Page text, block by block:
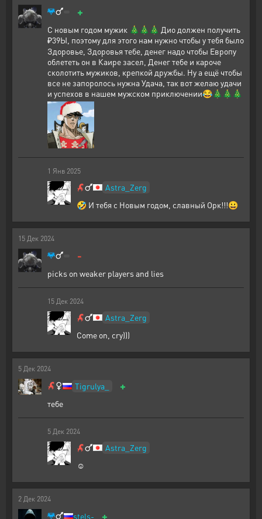
+
С новым годом мужик 🎄🎄🎄 Дио должен получить
₽39Ы, поэтому для этого нам нужно чтобы у тебя было
Здоровье, Здоровья тебе, денег надо чтобы Европу
облететь он в Каире засел, Денег тебе и кароче
сколотить мужиков, крепкой дружбы. Ну а ещё чтобы
все не запоролось нужна Удача, так вот желаю удачи
и успехов в нашем мужском приключении😂🎄🎄🎄
1 Янв 2025
Astra_Zerg
🤣 И тебя с Новым годом, славный Орк!!!😀
15 Дек 2024
-
picks on weaker players and lies
15 Дек 2024
Astra_Zerg
Come on, cry)))
5 Дек 2024
Tigrulya_ +
тебе
5 Дек 2024
Astra_Zerg
☺
2 Дек 2024
stels- +